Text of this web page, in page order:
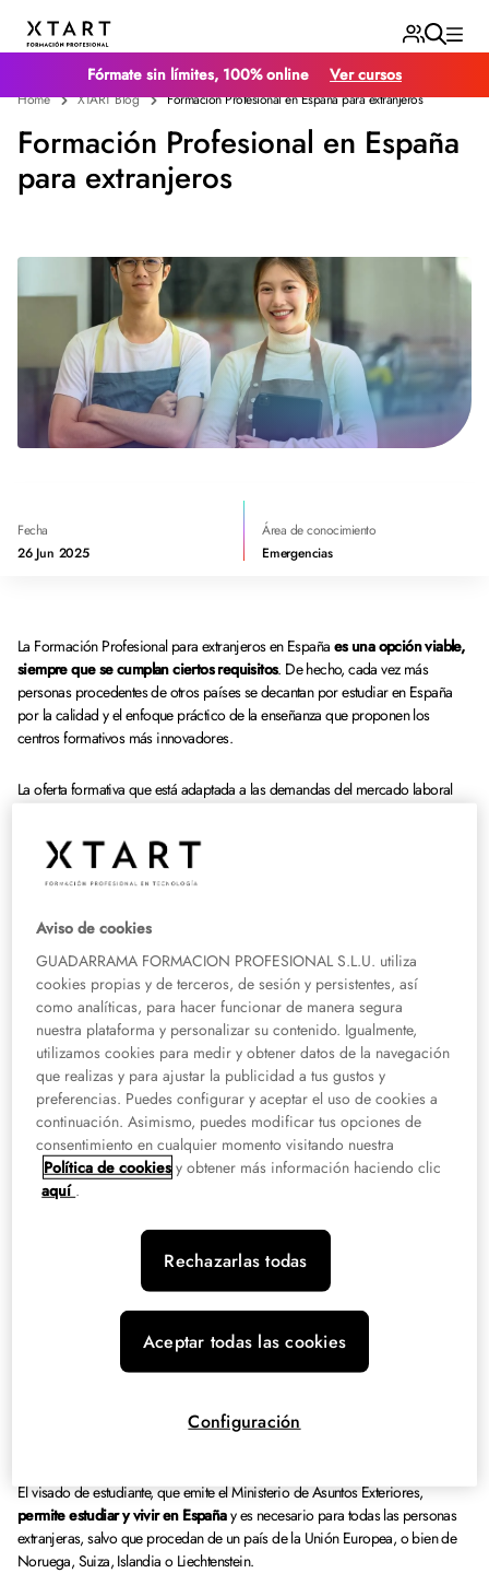
Home XTART Blog Formación Profesional en España para extranjeros
Formación Profesional en España
para extranjeros
Fecha
26 Jun 2025
Área de conocimiento
Emergencias
La Formación Profesional para extranjeros en España es una opción viable,
siempre que se cumplan ciertos requisitos. De hecho, cada vez más
personas procedentes de otros países se decantan por estudiar en España
por la calidad y el enfoque práctico de la enseñanza que proponen los
centros formativos más innovadores.
La oferta formativa que está adaptada a las demandas del mercado laboral
preparación sólida y orientada al empleo
estos estudios, además, hace que los ciclos formativos españoles sean muy
bien valorados fuera de nuestras fronteras.
Requisitos para estudiar una FP en
España siendo extranjero
Hay que cumplir ciertosrequisitos para estudiar FP en España siendo
extranjero, entre ellos los siguientes:
Tener pasaporte en vigor
El primer requisito para inscribirse en un Grado Medio o Grado Superior de
FP escontar con unpasaporte válido y en vigor
Contar con un título homologado
La Formación Profesional en España para extranjeros requiere disponer de
una titulación equivalente a la ESO o Bachillerato, quedebe ser
homologadas por el Ministerio de Educaciónpara inscribirse en el ciclo
formativo. El proceso de homologación, que puede demorarse varios
Disponer de visado de estudiante
El visado de estudiante, que emite el Ministerio de Asuntos Exteriores,
permite estudiar y vivir en Españay es necesario para todas las personas
extranjeras, salvo que procedan de un país de la Unión Europea, o bien de
Noruega, Suiza, Islandia o Liechtenstein.
Aviso de cookies
GUADARRAMA FORMACION PROFESIONAL S.L.U. utiliza
cookies propias y de terceros, de sesión y persistentes, así
como analíticas, para hacer funcionar de manera segura
nuestra plataforma y personalizar su contenido. Igualmente,
utilizamos cookies para medir y obtener datos de la navegación
que realizas y para ajustar la publicidad a tus gustos y
preferencias. Puedes configurar y aceptar el uso de cookies a
continuación. Asimismo, puedes modificar tus opciones de
consentimiento en cualquier momento visitando nuestra
Política de cookies y obtener más información haciendo clic
aquí.
Rechazarlas todas
Aceptar todas las cookies
Configuración
Fórmate sin límites, 100% online Ver cursos